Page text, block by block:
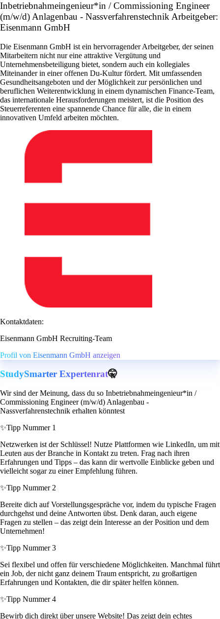
Inbetriebnahmeingenieur*in / Commissioning Engineer
(m/w/d) Anlagenbau - Nassverfahrenstechnik Arbeitgeber:
Eisenmann GmbH
Die Eisenmann GmbH ist ein hervorragender Arbeitgeber, der seinen
Mitarbeitern nicht nur eine attraktive Vergütung und
Unternehmensbeteiligung bietet, sondern auch ein kollegiales
Miteinander in einer offenen Du-Kultur fördert. Mit umfassenden
Gesundheitsangeboten und der Möglichkeit zur persönlichen und
beruflichen Weiterentwicklung in einem dynamischen Finance-Team,
das internationale Herausforderungen meistert, ist die Position des
Steuerreferenten eine spannende Chance für alle, die in einem
innovativen Umfeld arbeiten möchten.
Kontaktdaten:
Eisenmann GmbH Recruiting-Team
Profil von Eisenmann GmbH anzeigen
StudySmarter Expertenrat🤫
Wir sind der Meinung, dass du so Inbetriebnahmeingenieur*in /
Commissioning Engineer (m/w/d) Anlagenbau -
Nassverfahrenstechnik erhalten könntest
✨Tipp Nummer 1
Netzwerken ist der Schlüssel! Nutze Plattformen wie LinkedIn, um mit
Leuten aus der Branche in Kontakt zu treten. Frag nach ihren
Erfahrungen und Tipps – das kann dir wertvolle Einblicke geben und
vielleicht sogar zu einer Empfehlung führen.
✨Tipp Nummer 2
Bereite dich auf Vorstellungsgespräche vor, indem du typische Fragen
durchgehst und deine Antworten übst. Denk daran, auch eigene
Fragen zu stellen – das zeigt dein Interesse an der Position und dem
Unternehmen!
✨Tipp Nummer 3
Sei flexibel und offen für verschiedene Möglichkeiten. Manchmal führt
ein Job, der nicht ganz deinem Traum entspricht, zu großartigen
Erfahrungen und Kontakten, die dir später helfen können.
✨Tipp Nummer 4
Bewirb dich direkt über unsere Website! Das zeigt dein echtes